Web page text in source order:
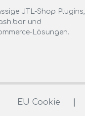
JTL-Shop Plugins,
und
Lösungen.
EU Cookie